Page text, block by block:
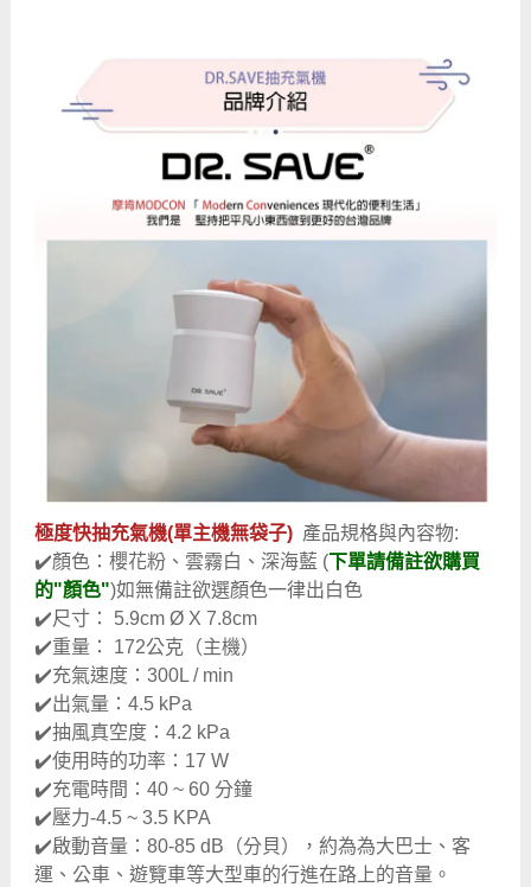
極度快抽充氣機(單主機無袋子)產品規格與內容物:
✔️顏色：櫻花粉、雲霧白、深海藍 (下單請備註欲購買
的"顏色")如無備註欲選顏色一律出白色
✔️尺寸： 5.9cm Ø X 7.8cm
✔️重量： 172公克（主機）
✔️充氣速度：300L / min
✔️出氣量：4.5 kPa
✔️抽風真空度：4.2 kPa
✔️使用時的功率：17 W
​✔️充電時間：40 ~ 60 分鐘
✔️壓力-4.5 ~ 3.5 KPA
✔️啟動音量：80-85 dB（分貝），約為為大巴士、客
運、公車、遊覽車等大型車的行進在路上的音量。